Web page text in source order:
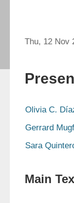
Thu, 12 Nov
Olivia C.
Gerrard
Sara
Main